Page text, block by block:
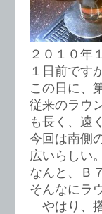
２０１０年
１日前です
この日に、
従来のラウ
も長く、遠
今回は南側
広いらしい。
なんと、Ｂ
そんなにラ
やはり、